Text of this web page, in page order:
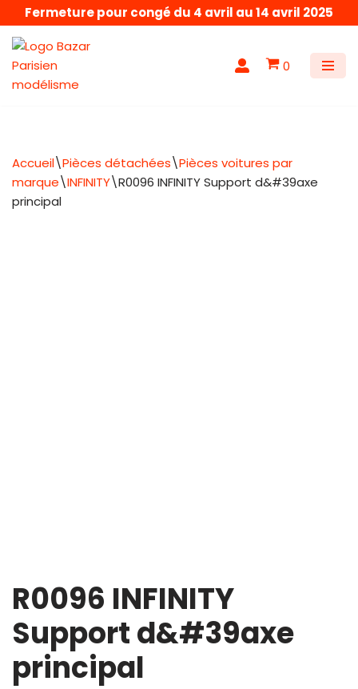
Aller
au
contenu
Fermeture pour congé du 4 avril au 14 avril 2025
0
Accueil\Pièces détachées\Pièces voitures par
marque\INFINITY\R0096 INFINITY Support d&#39axe
principal
R0096 INFINITY
Support d&#39axe
principal